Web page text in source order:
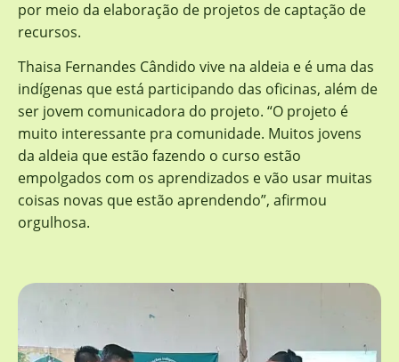
por meio da elaboração de projetos de captação de
recursos.
Thaisa Fernandes Cândido vive na aldeia e é uma das
indígenas que está participando das oficinas, além de
ser jovem comunicadora do projeto. “O projeto é
muito interessante pra comunidade. Muitos jovens
da aldeia que estão fazendo o curso estão
empolgados com os aprendizados e vão usar muitas
coisas novas que estão aprendendo”, afirmou
orgulhosa.